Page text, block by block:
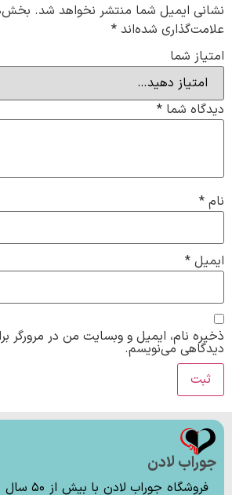
نشانی ایمیل شما منتشر نخواهد شد.
علامت‌گذاری شده‌اند *
امتیاز شما
دیدگاه شما *
نام *
ایمیل *
ذخیره نام، ایمیل و وبسایت من در مرورگر
دیدگاهی می‌نویسم.
جوراب لادن
فروشگاه